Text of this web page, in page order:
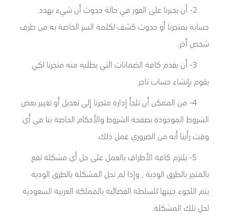
2- أن يخبرنا على الفور في حالة حدوث أن شيء يهدد
حسابه بمتجرنا أو حدوث كشف لكلمة السر الخاصة به من طرف
شخص أخر.
3- أن يقدم كافة الضمانات التي يطلبه منه متجرنا لكي
يقوم بإنشاء حساب تاجر.
4- من الممكن أن تلجأ إدارة متجرنا إلى تعديل أو تغيير بعض
الشروط الموجودة بصفحة الشروط والأحكام الخاصة بنا في أي
وقت رأينا أنه من الضروري عمل ذلك.
5- يلتزم كافة الأطراف بالعمل على حل أي مشكلة تقع
بالمتجر بالطرق الودية , وإذا لم تحل المشكلة بالطرق الودية
يتم اللجوء حينها للسلطة القضائية بالمملكة العربية السعودية
لحل تلك المشكلة.